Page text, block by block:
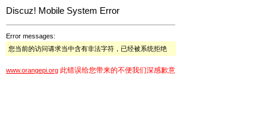
Discuz! Mobile System Error
Error messages:
您当前的访问请求当中含有非法字符，已经被系统拒绝
www.orangepi.org 此错误给您带来的不便我们深感歉意